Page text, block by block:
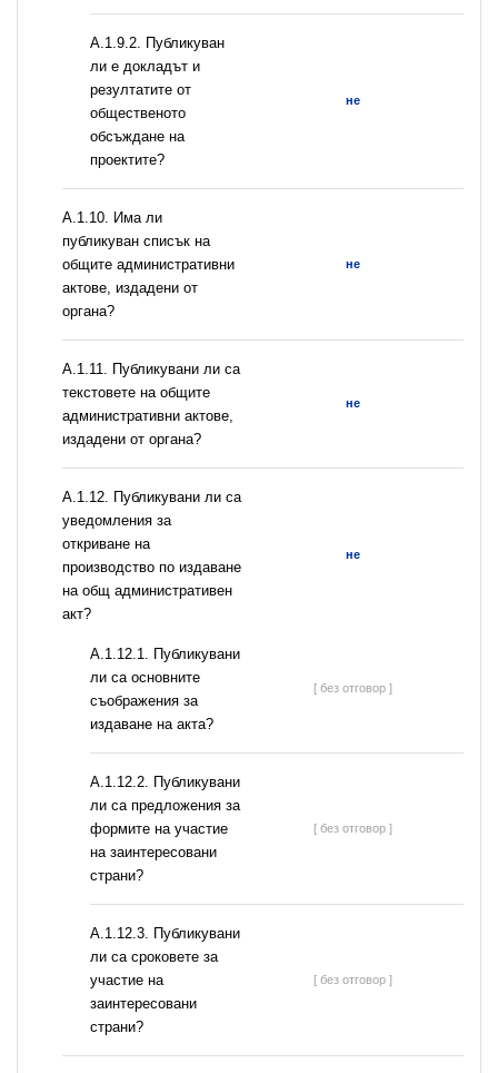
А.1.9.2. Публикуван
ли е докладът и
резултатите от
общественото
обсъждане на
проектите?
не
А.1.10. Има ли
публикуван списък на
общите административни
актове, издадени от
органа?
не
А.1.11. Публикувани ли са
текстовете на общите
административни актове,
издадени от органа?
не
А.1.12. Публикувани ли са
уведомления за
откриване на
производство по издаване
на общ административен
акт?
не
А.1.12.1. Публикувани
ли са основните
съображения за
издаване на акта?
[ без отговор ]
А.1.12.2. Публикувани
ли са предложения за
формите на участие
на заинтересовани
страни?
[ без отговор ]
А.1.12.3. Публикувани
ли са сроковете за
участие на
заинтересовани
страни?
[ без отговор ]